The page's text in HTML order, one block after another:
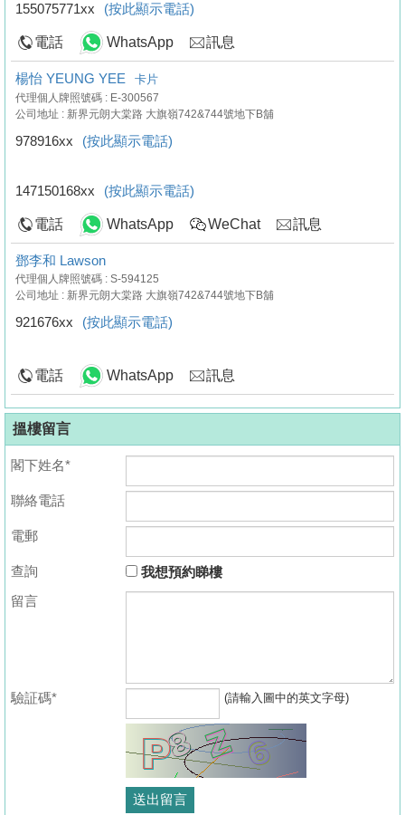
155075771xx (按此顯示電話)
電話 WhatsApp 訊息
楊怡 YEUNG YEE 卡片
代理個人牌照號碼 : E-300567
公司地址 : 新界元朗大棠路 大旗嶺742&744號地下B舖
978916xx (按此顯示電話)
147150168xx (按此顯示電話)
電話 WhatsApp WeChat 訊息
鄧李和 Lawson
代理個人牌照號碼 : S-594125
公司地址 : 新界元朗大棠路 大旗嶺742&744號地下B舖
921676xx (按此顯示電話)
電話 WhatsApp 訊息
搵樓留言
閣下姓名*
聯絡電話
電郵
查詢
我想預約睇樓
留言
驗証碼* (請輸入圖中的英文字母)